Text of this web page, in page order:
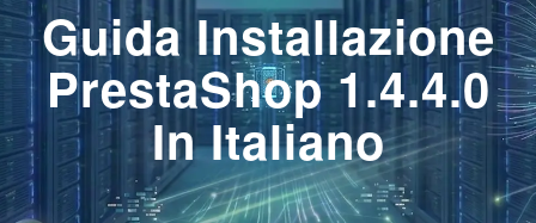
Guida Installazione
PrestaShop 1.4.4.0
In Italiano